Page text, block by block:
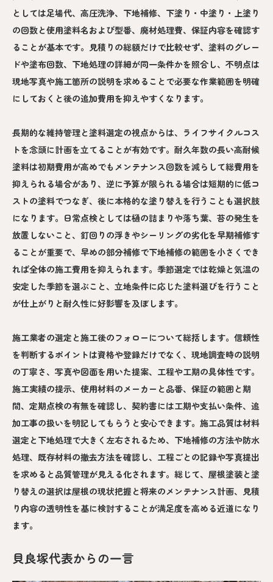
としては足場代、高圧洗浄、下地補修、下塗り・中塗り・上塗り
の回数と使用塗料名および型番、廃材処理費、保証内容を確認す
ることが基本です。見積りの総額だけで比較せず、塗料のグレー
ドや塗布回数、下地処理の詳細が同一条件かを照合し、不明点は
現地写真や施工箇所の説明を求めることで必要な作業範囲を明確
にしておくと後の追加費用を抑えやすくなります。
長期的な維持管理と塗料選定の視点からは、ライフサイクルコス
トを念頭に計画を立てることが有効です。耐久年数の長い高耐候
塗料は初期費用が高めでもメンテナンス回数を減らして総費用を
抑えられる場合があり、逆に予算が限られる場合は短期的に低コ
ストの塗料でつなぎ、後に本格的な塗り替えを行うことも選択肢
になります。日常点検としては樋の詰まりや落ち葉、苔の発生を
放置しないこと、釘回りの浮きやシーリングの劣化を早期補修す
ることが重要で、早めの部分補修で下地補修の範囲を小さくでき
れば全体の施工費用を抑えられます。季節選定では乾燥と気温の
安定した季節を選ぶこと、立地条件に応じた塗料選びを行うこと
が仕上がりと耐久性に好影響を及ぼします。
施工業者の選定と施工後のフォローについて総括します。信頼性
を判断するポイントは資格や登録だけでなく、現地調査時の説明
の丁寧さ、写真や図面を用いた提案、工程や工期の具体性です。
施工実績の提示、使用材料のメーカーと品番、保証の範囲と期
間、定期点検の有無を確認し、契約書には工期や支払い条件、追
加工事の扱いを明記してもらうと安心できます。施工品質は材料
選定と下地処理で大きく左右されるため、下地補修の方法や防水
処理、既存材料の撤去方法を確認し、工程ごとの記録や写真提出
を求めると品質管理が見える化されます。総じて、屋根塗装と塗
り替えの選択は屋根の現状把握と将来のメンテナンス計画、見積
り内容の透明性を基に検討することが満足度を高める近道になり
ます。
貝良塚代表からの一言